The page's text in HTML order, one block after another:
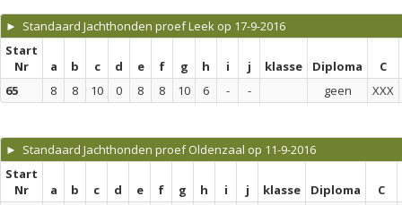
► Standaard Jachthonden proef Leek op 17-9-2016
Start
Nr
a b c d e f g h i j klasse Diploma
C
65
8 8 10 0 8 8 10 6 - - geen XXX
► Standaard Jachthonden proef Oldenzaal op 11-9-2016
Start
Nr
a b c d e f g h i j klasse Diploma
C